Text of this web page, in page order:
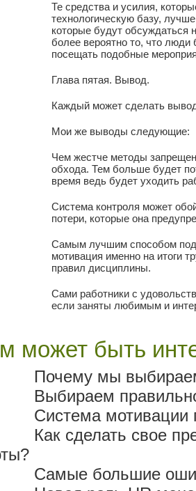
Те средства и усилия,
технологическую базу,
которые будут обсуждаться
более вероятно то, что
посещать подобные
Глава пятая. Вывод.
Каждый может сделать
Мои же выводы следующие:
Чем жестче методы
обхода. Тем больше будет
время ведь будет уходить
Система контроля может
потери, которые она
Самым лучшим способом
мотивация именно на итоги
правил дисциплины.
Сами работники с
если заняты любимым и
может быть
Почему мы
Выбираем
Система мотивации
Как сделать свое
Самые большие